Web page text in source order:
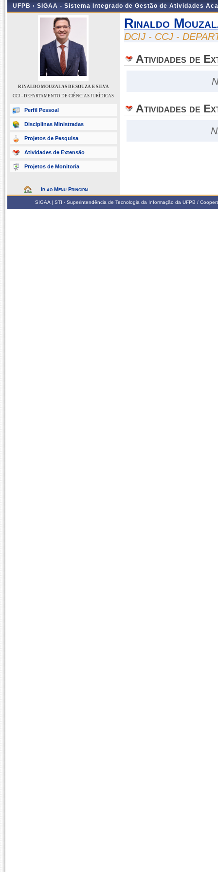
UFPB › SIGAA - Sistema Integrado de Gestão de Atividades
RINALDO MOUZALAS DE SOUZA E SILVA
CCJ - DEPARTAMENTO DE CIÊNCIAS JURÍDICAS
Perfil Pessoal
Disciplinas Ministradas
Projetos de Pesquisa
Atividades de Extensão
Projetos de Monitoria
Ir ao Menu Principal
Rinaldo
DCIJ - CCJ -
Atividades de
Atividades de
SIGAA | STI - Superintendência de Tecnologia da Informação da UFPB /